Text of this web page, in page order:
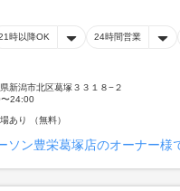
時以降OK 24時間営業
新潟市北区葛塚３３１８−２
24:00
あり （無料）
ソン豊栄葛塚店のオーナー様